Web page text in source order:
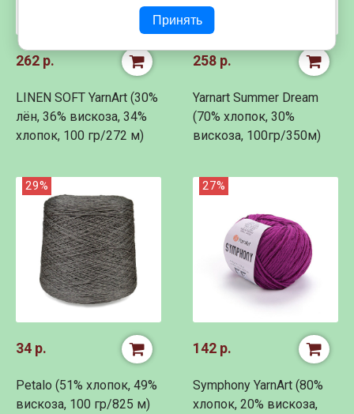
262 р.
LINEN SOFT YarnArt (30%
лён, 36% вискоза, 34%
хлопок, 100 гр/272 м)
258 р.
Yarnart Summer Dream
(70% хлопок, 30%
вискоза, 100гр/350м)
29%
34 р.
Petalo (51% хлопок, 49%
вискоза, 100 гр/825 м)
27%
142 р.
Symphony YarnArt (80%
хлопок, 20% вискоза,
Принять